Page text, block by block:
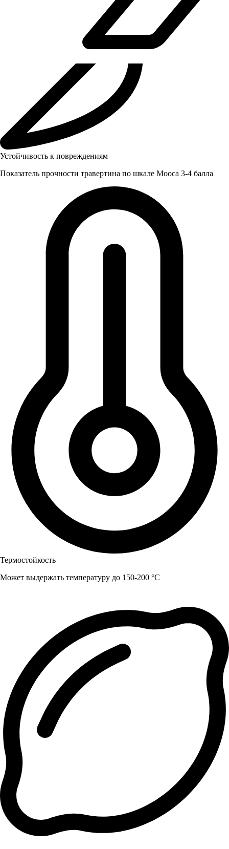
Устойчивость к повреждениям
Показатель прочности травертина по шкале Мооса 3-4 балла
Термостойкость
Может выдержать температуру до 150-200 °C